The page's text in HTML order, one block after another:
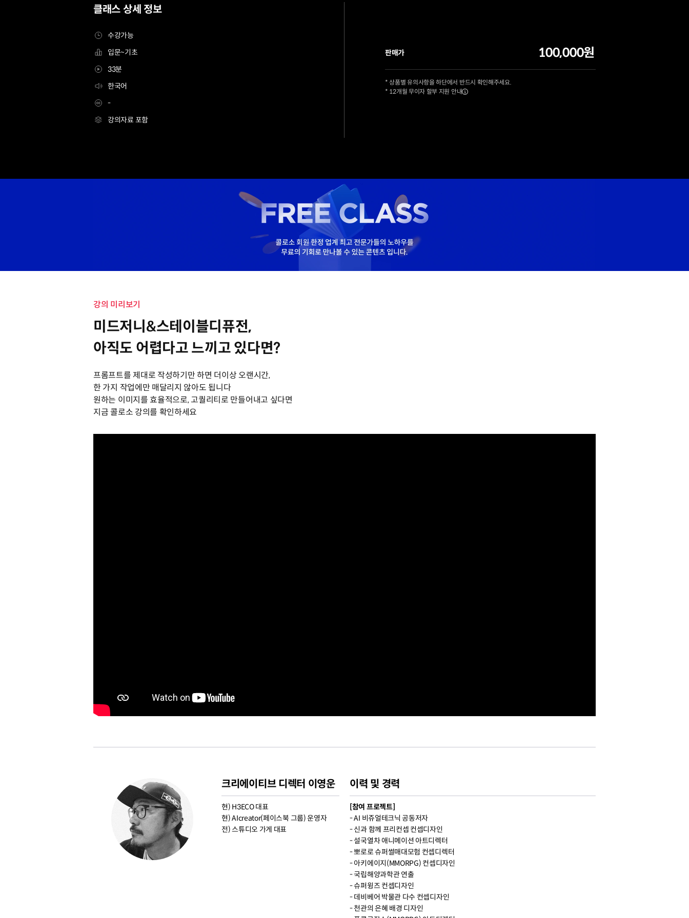
클래스 상세 정보
수강가능
입문~기초
33분
한국어
-
강의자료 포함
판매가 100,000원
* 상품별 유의사항을 하단에서 반드시 확인해주세요.
* 12개월 무이자 할부 지원 안내
강의 미리보기
미드저니&스테이블디퓨전,
아직도 어렵다고 느끼고 있다면?
프롬프트를 제대로 작성하기만 하면 더이상 오랜시간,
한 가지 작업에만 매달리지 않아도 됩니다
원하는 이미지를 효율적으로, 고퀄리티로 만들어내고 싶다면
지금 콜로소 강의를 확인하세요
크리에이티브 디렉터 이영운
현) H3ECO 대표
현) AIcreator(페이스북 그룹) 운영자
전) 스튜디오 가게 대표
이력 및 경력
[참여 프로젝트]
- AI 비쥬얼테크닉 공동저자
- 신과 함께 프리컨셉 컨셉디자인
- 설국열차 애니메이션 아트디렉터
- 뽀로로 슈퍼썰매대모험 컨셉디렉터
- 아키에이지(MMORPG) 컨셉디자인
- 국립해양과학관 연출
- 슈퍼윙즈 컨셉디자인
- 데비베어 박물관 다수 컨셉디자인
- 천관의 은혜 배경 디자인